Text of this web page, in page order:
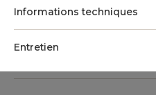
Informations techniques
Entretien